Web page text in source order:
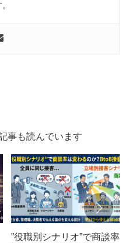
事も読んでいます
”役職別シナリオ”で商談率は